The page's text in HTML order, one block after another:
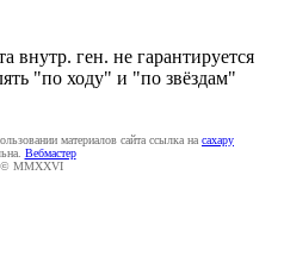
внутр. ген. не гарантируется
"по ходу" и "по звёздам"
материалов сайта ссылка на caxapу
Вебмастер
MMXXVI